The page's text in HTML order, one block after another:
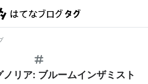
リア: ブルームインザミスト